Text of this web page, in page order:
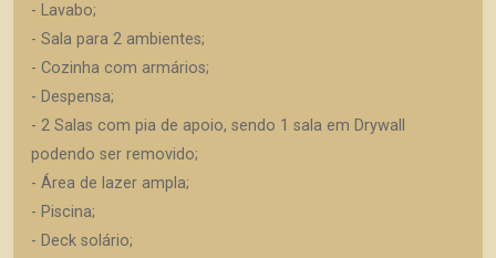
- Lavabo;
- Sala para 2 ambientes;
- Cozinha com armários;
- Despensa;
- 2 Salas com pia de apoio, sendo 1 sala em Drywall
podendo ser removido;
- Área de lazer ampla;
- Piscina;
- Deck solário;